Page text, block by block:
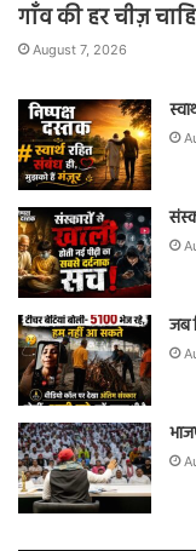
गाँव की हर चीज़
August 7, 2026
जब